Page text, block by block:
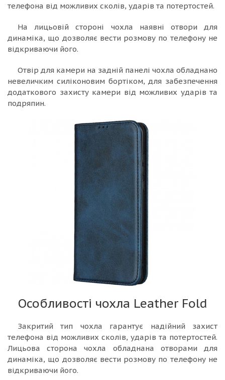
телефона від можливих сколів, ударів та потертостей.
На лицьовій стороні чохла наявні отвори для
динаміка, що дозволяє вести розмову по телефону не
відкриваючи його.
Отвір для камери на задній панелі чохла обладнано
невеличким силіконовим бортіком, для забезпечення
додаткового захисту камери від можливих ударів та
подряпин.
Особливості чохла Leather Fold
Закритий тип чохла гарантує надійний захист
телефона від можливих сколів, ударів та потертостей.
Лицьова сторона чохла обладнана отворами для
динаміка, що дозволяє вести розмову по телефону не
відкриваючи його.